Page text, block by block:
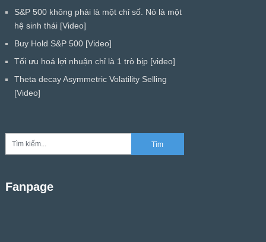
S&P 500 không phải là một chỉ số. Nó là một
hệ sinh thái [Video]
Buy Hold S&P 500 [Video]
Tối ưu hoá lợi nhuận chỉ là 1 trò bịp [video]
Theta decay Asymmetric Volatility Selling
[Video]
Fanpage